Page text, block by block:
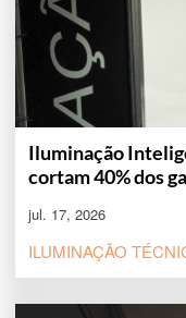
Iluminação
cortam 40% dos
jul. 17, 2026
ILUMINAÇÃO